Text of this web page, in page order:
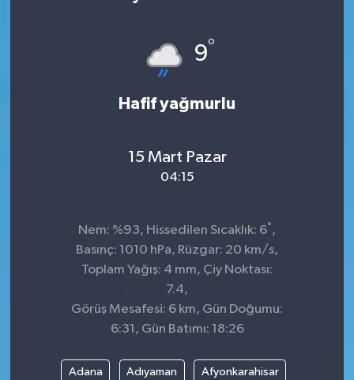
9°
Hafif yağmurlu
15 Mart Pazar
04:15
Nem: %93, Hissedilen Sıcaklık: 6° ,
Basınç: 1010 hPa, Rüzgar: 20 km/s,
Toplam Yağış: 4 mm, Çiy Noktası:
7.4,
Görüş Mesafesi: 6 km, Gün Doğumu:
6:31, Gün Batımı: 18:26
Adana Adıyaman Afyonkarahisar
SİVİL TOPLUM
SOSYAL YAŞAM
ULUSAL HABERLER